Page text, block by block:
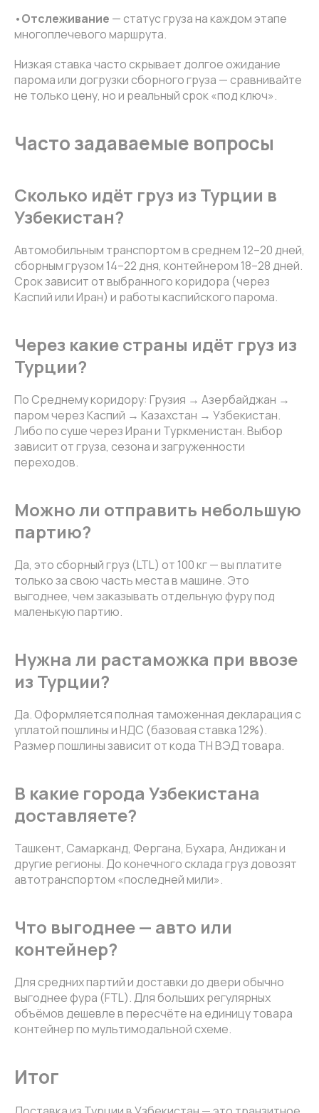
•Отслеживание — статус груза на каждом этапе
многоплечевого маршрута.
Низкая ставка часто скрывает долгое ожидание
парома или догрузки сборного груза — сравнивайте
не только цену, но и реальный срок «под ключ».
Часто задаваемые вопросы
Сколько идёт груз из Турции в
Узбекистан?
Автомобильным транспортом в среднем 12–20 дней,
сборным грузом 14–22 дня, контейнером 18–28 дней.
Срок зависит от выбранного коридора (через
Каспий или Иран) и работы каспийского парома.
Через какие страны идёт груз из
Турции?
По Среднему коридору: Грузия → Азербайджан →
паром через Каспий → Казахстан → Узбекистан.
Либо по суше через Иран и Туркменистан. Выбор
зависит от груза, сезона и загруженности
переходов.
Можно ли отправить небольшую
партию?
Да, это сборный груз (LTL) от 100 кг — вы платите
только за свою часть места в машине. Это
выгоднее, чем заказывать отдельную фуру под
маленькую партию.
Нужна ли растаможка при ввозе
из Турции?
Да. Оформляется полная таможенная декларация с
уплатой пошлины и НДС (базовая ставка 12%).
Размер пошлины зависит от кода ТН ВЭД товара.
В какие города Узбекистана
доставляете?
Ташкент, Самарканд, Фергана, Бухара, Андижан и
другие регионы. До конечного склада груз довозят
автотранспортом «последней мили».
Что выгоднее — авто или
контейнер?
Для средних партий и доставки до двери обычно
выгоднее фура (FTL). Для больших регулярных
объёмов дешевле в пересчёте на единицу товара
контейнер по мультимодальной схеме.
Итог